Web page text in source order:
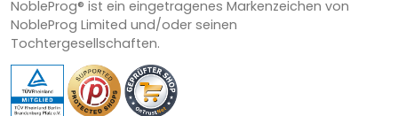
NobleProg® ist ein eingetragenes Markenzeichen von
NobleProg Limited und/oder seinen
Tochtergesellschaften.